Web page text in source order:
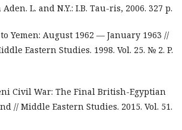
L. and N.Y.: I.B. Tau-ris, 2006. 327 p.
Yemen: August 1962 — January 1963 //
Eastern Studies. 1998. Vol. 25. № 2. P.
Civil War: The Final British-Egyptian
// Middle Eastern Studies. 2015. Vol. 51.